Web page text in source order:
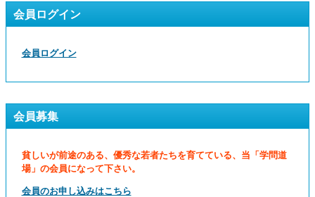
会員ログイン
会員ログイン
会員募集
貧しいが前途のある、優秀な若者たちを育てている、当「学問道
場」の会員になって下さい。
会員のお申し込みはこちら